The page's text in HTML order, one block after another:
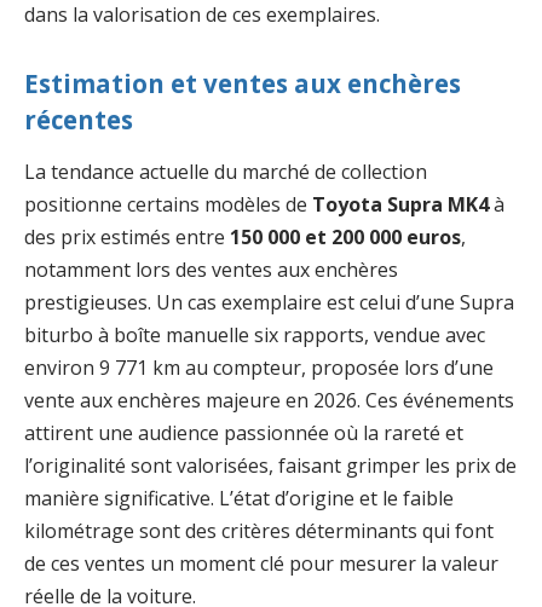
dans la valorisation de ces exemplaires.
Estimation et ventes aux enchères
récentes
La tendance actuelle du marché de collection
positionne certains modèles de Toyota Supra MK4à
des prix estimés entre 150 000 et 200 000 euros,
notamment lors des ventes aux enchères
prestigieuses. Un cas exemplaire est celui d’une Supra
biturbo à boîte manuelle six rapports, vendue avec
environ 9 771 km au compteur, proposée lors d’une
vente aux enchères majeure en 2026. Ces événements
attirent une audience passionnée où la rareté et
l’originalité sont valorisées, faisant grimper les prix de
manière significative. L’état d’origine et le faible
kilométrage sont des critères déterminants qui font
de ces ventes un moment clé pour mesurer la valeur
réelle de la voiture.